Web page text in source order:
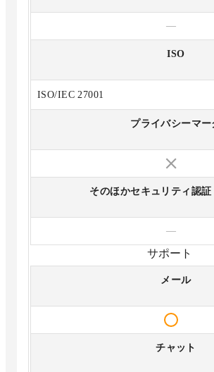
—
ISO
ISO/IEC 27001
プライバシーマー
そのほかセキュリティ認証
—
サポート
メール
チャット